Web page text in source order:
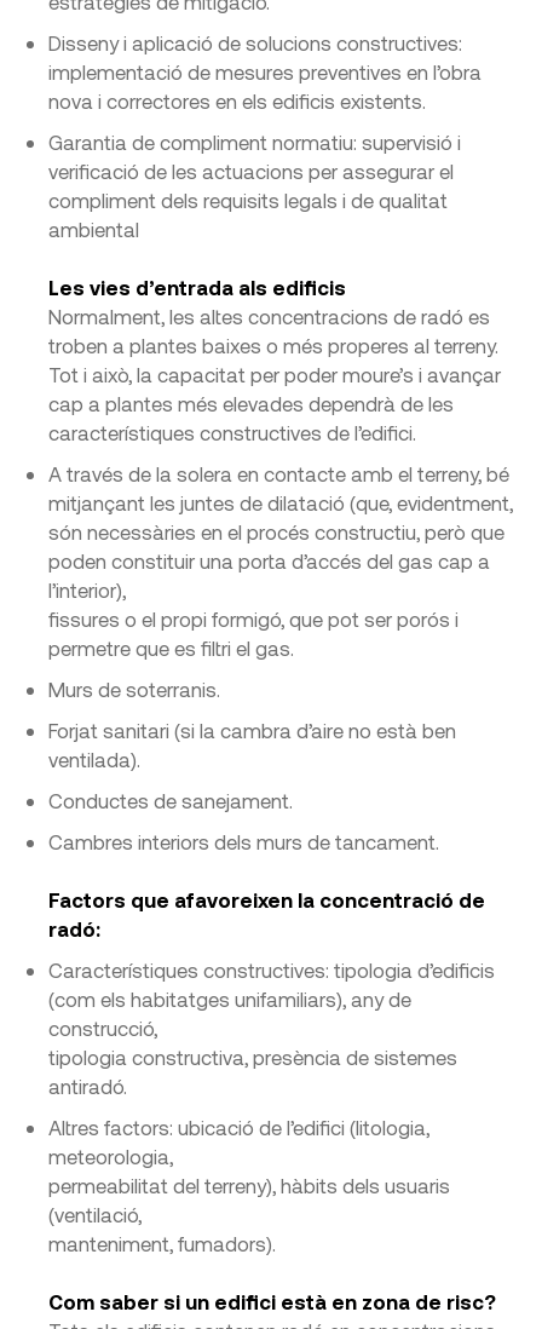
Disseny i aplicació de solucions constructives:
implementació de mesures preventives en l’obra
nova i correctores en els edificis existents.
Garantia de compliment normatiu: supervisió i
verificació de les actuacions per assegurar el
compliment dels requisits legals i de qualitat
ambiental
Les vies d’entrada als edificis
Normalment, les altes concentracions de radó es
troben a plantes baixes o més properes al terreny.
Tot i això, la capacitat per poder moure’s i avançar
cap a plantes més elevades dependrà de les
característiques constructives de l’edifici.
A través de la solera en contacte amb el terreny, bé
mitjançant les juntes de dilatació (que, evidentment,
són necessàries en el procés constructiu, però que
poden constituir una porta d’accés del gas cap a
l’interior),
fissures o el propi formigó, que pot ser porós i
permetre que es filtri el gas.
Murs de soterranis.
Forjat sanitari (si la cambra d’aire no està ben
ventilada).
Conductes de sanejament.
Cambres interiors dels murs de tancament.
Factors que afavoreixen la concentració de
radó:
Característiques constructives: tipologia d’edificis
(com els habitatges unifamiliars), any de
construcció,
tipologia constructiva, presència de sistemes
antiradó.
Altres factors: ubicació de l’edifici (litologia,
meteorologia,
permeabilitat del terreny), hàbits dels usuaris
(ventilació,
manteniment, fumadors).
Com saber si un edifici està en zona de risc?